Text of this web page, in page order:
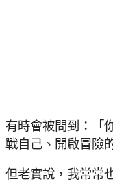
有時會被問到：「
戰自己、開啟冒險
但老實說，我常常